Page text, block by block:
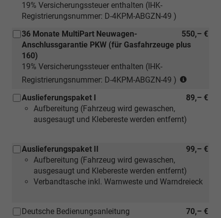
19% Versicherungssteuer enthalten (IHK-
Registrierungsnummer: D-4KPM-ABGZN-49 )
550,– €
36 Monate MultiPart Neuwagen-
Anschlussgarantie PKW (für Gasfahrzeuge plus
160)
19% Versicherungssteuer enthalten (IHK-
Registrierungsnummer: D-4KPM-ABGZN-49 )
89,– €
Auslieferungspaket I
Aufbereitung (Fahrzeug wird gewaschen,
ausgesaugt und Klebereste werden entfernt)
99,– €
Auslieferungspaket II
Aufbereitung (Fahrzeug wird gewaschen,
ausgesaugt und Klebereste werden entfernt)
Verbandtasche inkl. Warnweste und Warndreieck
70,– €
Deutsche Bedienungsanleitung